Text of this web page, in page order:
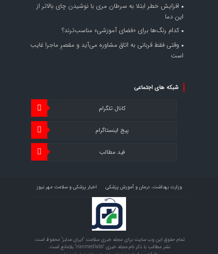
افزایش خطر ابتلا به سرطان مری با نوشیدن چای بالاتر از
این دما
کدام رنگ‌ها برای «فضای آموزشی» مناسب‌ترند؟
وقتی فقط قربانی به اتاق مشاوره می‌آید و مقصرِ ماجرا غایب
است
شبکه های اجتماعی
کانال تلگرام
پیج اینستاگرام
فید مطالب
وزارت بهداشت، درمان و آموزش پزشکی اخبار پزشکی و سلامت مهر نیوز
اخبار اقتصاد سلامت اقتصاد آنلاین
تمام حقوق این وب سایت برای مجله خبری سلامت "ایران مدلبز" محفوظ است.
نشر مطالب با ذکر نام مجله خبری "iranmedlabs" بلامانع است.